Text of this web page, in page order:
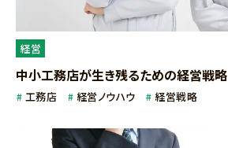
経営
中小工務店が生き残るための経営戦略
工務店 経営ノウハウ 経営戦略